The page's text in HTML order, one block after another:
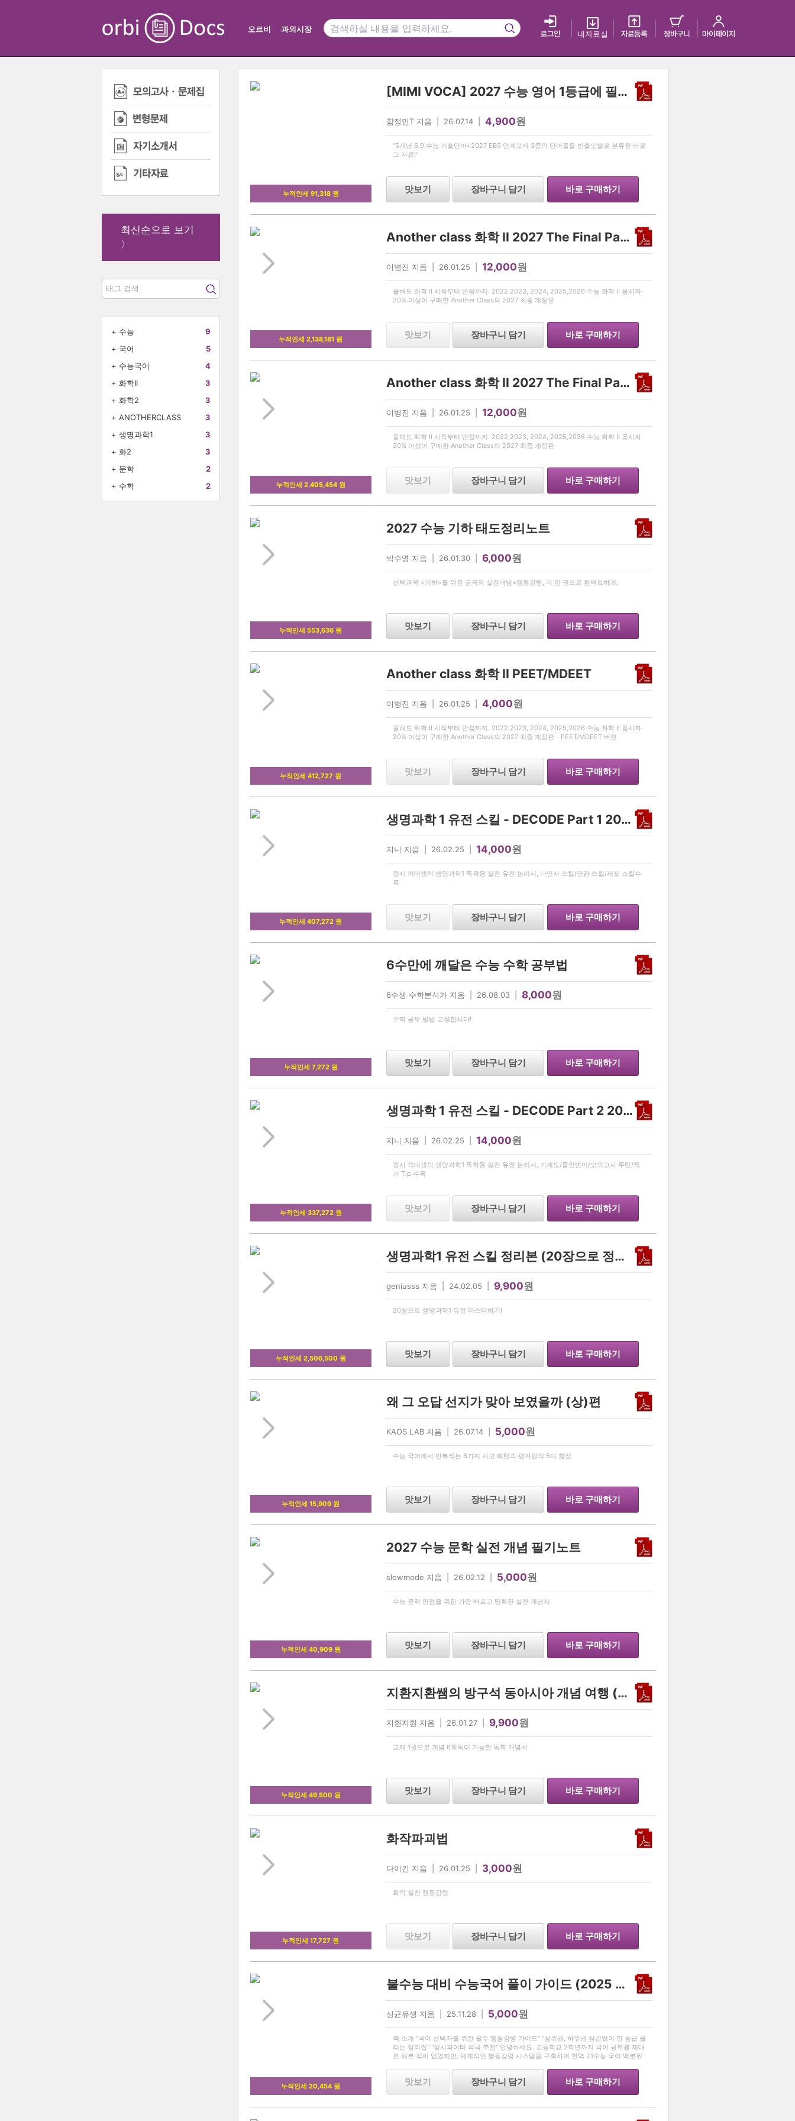
오르비 과외시장
내 자료실
최신순으로 보기
〉
+ 수능
9
+ 국어
5
+ 수능국어
4
+ 화학II
3
+ 화학2
3
+ ANOTHERCLASS
3
+ 생명과학1
3
+ 화2
3
+ 문학
2
+ 수학 2
누적인세 91,318 원
[MIMI VOCA] 2027 수능 영어 1등급에 필요한 모든 단어 리스트! [미미보카]
함정민T 지음 | 26.07.14 | 4,900원
"5개년 6,9,수능 기출단어+2027 EBS 연계교재 3종의 단어들을 빈출도별로 분류한 바로
그 자료!"
맛보기 장바구니 담기 바로 구매하기
누적인세 2,138,181 원
Another class 화학 II 2027 The Final Part 2
이병진 지음 | 26.01.25 | 12,000원
올해도 화학 II 시작부터 만점까지. 2022,2023, 2024, 2025,2026 수능 화학 II 응시자
20% 이상이 구매한 Another Class의 2027 최종 개정판
맛보기 장바구니 담기 바로 구매하기
누적인세 2,405,454 원
Another class 화학 II 2027 The Final Part 1
이병진 지음 | 26.01.25 | 12,000원
올해도 화학 II 시작부터 만점까지. 2022,2023, 2024, 2025,2026 수능 화학 II 응시자
20% 이상이 구매한 Another Class의 2027 최종 개정판
맛보기 장바구니 담기 바로 구매하기
누적인세 553,636 원
2027 수능 기하 태도정리노트
박수영 지음 | 26.01.30 | 6,000원
선택과목 <기하>를 위한 궁극의 실전개념+행동강령, 이 한 권으로 컴팩트하게.
맛보기 장바구니 담기 바로 구매하기
누적인세 412,727 원
Another class 화학 II PEET/MDEET
이병진 지음 | 26.01.25 | 4,000원
올해도 화학 II 시작부터 만점까지. 2022,2023, 2024, 2025,2026 수능 화학 II 응시자
20% 이상이 구매한 Another Class의 2027 최종 개정판 - PEET/MDEET 버젼
맛보기 장바구니 담기 바로 구매하기
누적인세 407,272 원
생명과학 1 유전 스킬 - DECODE Part 1 2027
지니 지음 | 26.02.25 | 14,000원
정시 의대생의 생명과학1 독학용 실전 유전 논리서, 다인자 스킬/연관 스킬/세포 스킬수
록
맛보기 장바구니 담기 바로 구매하기
누적인세 7,272 원
6수만에 깨달은 수능 수학 공부법
6수생 수학분석가 지음 | 26.08.03 | 8,000원
수학 공부 방법 교정합시다!
맛보기 장바구니 담기 바로 구매하기
누적인세 337,272 원
생명과학 1 유전 스킬 - DECODE Part 2 2027
지니 지음 | 26.02.25 | 14,000원
정시 의대생의 생명과학1 독학용 실전 유전 논리서, 가계도/돌연변이/모의고사 루틴/찍
기 Tip 수록
맛보기 장바구니 담기 바로 구매하기
누적인세 2,506,500 원
생명과학1 유전 스킬 정리본 (20장으로 정복하기)
geniusss 지음 | 24.02.05 | 9,900원
20장으로 생명과학1 유전 마스터하기!
맛보기 장바구니 담기 바로 구매하기
누적인세 15,909 원
왜 그 오답 선지가 맞아 보였을까 (상)편
KAOS LAB 지음 | 26.07.14 | 5,000원
수능 국어에서 반복되는 8가지 사고 패턴과 평가원의 5대 함정
맛보기 장바구니 담기 바로 구매하기
누적인세 40,909 원
2027 수능 문학 실전 개념 필기노트
slowmode 지음 | 26.02.12 | 5,000원
수능 문학 만점을 위한 가장 빠르고 명확한 실전 개념서
맛보기 장바구니 담기 바로 구매하기
누적인세 49,500 원
지환지환쌤의 방구석 동아시아 개념 여행 (2027학년도 수능 대비)
지환지환 지음 | 26.01.27 | 9,900원
교재 1권으로 개념 6회독이 가능한 독학 개념서
맛보기 장바구니 담기 바로 구매하기
누적인세 17,727 원
화작파괴법
다이긴 지음 | 26.01.25 | 3,000원
화작 실전 행동강령
맛보기 장바구니 담기 바로 구매하기
누적인세 20,454 원
불수능 대비 수능국어 풀이 가이드 (2025 리뉴얼 Ver)
성균유생 지음 | 25.11.28 | 5,000원
책 소개 "국어 선택자를 위한 필수 행동강령 가이드" "상위권, 하위권 상관없이 한 등급 올
리는 정리집" "정시파이터 적극 추천" 안녕하세요. 고등학교 2학년까지 국어 공부를 제대
로 해본 적이 없었지만, 체계적인 행동강령 시스템을 구축하여 현역 21수능 국어 백분위
맛보기 장바구니 담기 바로 구매하기